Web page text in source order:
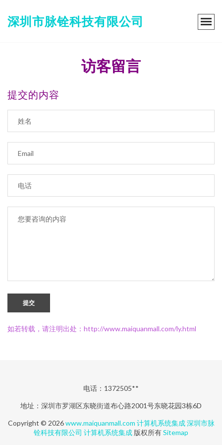
深圳市脉铨科技有限公司
访客留言
提交的内容
提交
如若转载，请注明出处：http://www.maiquanmall.com/ly.html
电话：1372505**
地址：深圳市罗湖区东晓街道布心路2001号东晓花园3栋6D
Copyright © 2026www.maiquanmall.com 计算机系统集成 深圳市脉
铨科技有限公司 计算机系统集成 版权所有Sitemap